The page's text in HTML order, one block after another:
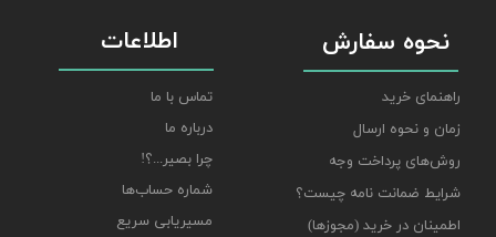
نحوه سفارش
راهنمای خرید
زمان و نحوه ارسال
روش‌های پرداخت وجه
شرایط ضمانت نامه چیست؟
اطمینان در خرید (مجوزها)
اطلاعات
تماس با ما
درباره ما
چرا بصیر...؟!
شماره حساب‌ها
مسیریابی سریع